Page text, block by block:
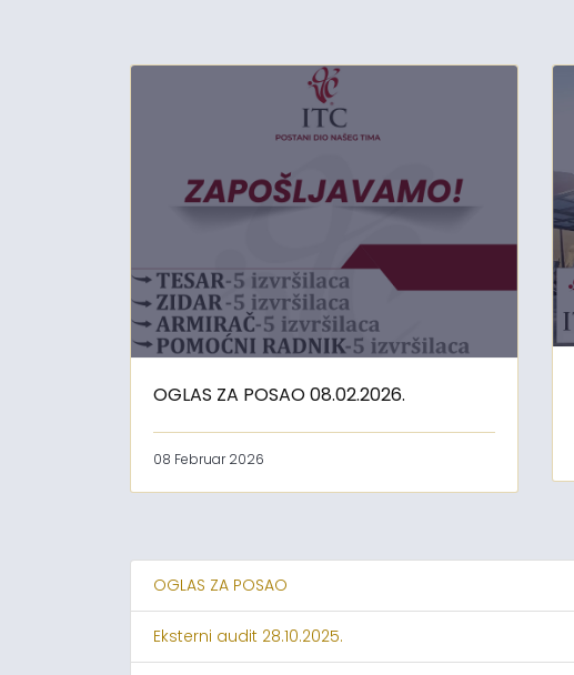
OGLAS ZA POSAO 08.02.2026.
08 Februar 2026
OGLAS ZA POSAO
Eksterni audit 28.10.2025.